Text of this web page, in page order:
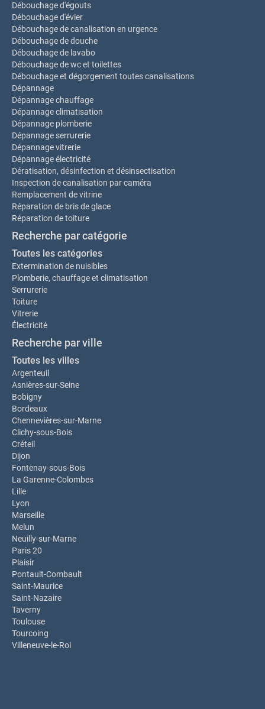
Débouchage d'égouts
Débouchage d'évier
Débouchage de canalisation en urgence
Débouchage de douche
Débouchage de lavabo
Débouchage de wc et toilettes
Débouchage et dégorgement toutes canalisations
Dépannage
Dépannage chauffage
Dépannage climatisation
Dépannage plomberie
Dépannage serrurerie
Dépannage vitrerie
Dépannage électricité
Dératisation, désinfection et désinsectisation
Inspection de canalisation par caméra
Remplacement de vitrine
Réparation de bris de glace
Réparation de toiture
Recherche par catégorie
Toutes les catégories
Extermination de nuisibles
Plomberie, chauffage et climatisation
Serrurerie
Toiture
Vitrerie
Électricité
Recherche par ville
Toutes les villes
Argenteuil
Asnières-sur-Seine
Bobigny
Bordeaux
Chennevières-sur-Marne
Clichy-sous-Bois
Créteil
Dijon
Fontenay-sous-Bois
La Garenne-Colombes
Lille
Lyon
Marseille
Melun
Neuilly-sur-Marne
Paris 20
Plaisir
Pontault-Combault
Saint-Maurice
Saint-Nazaire
Taverny
Toulouse
Tourcoing
Villeneuve-le-Roi